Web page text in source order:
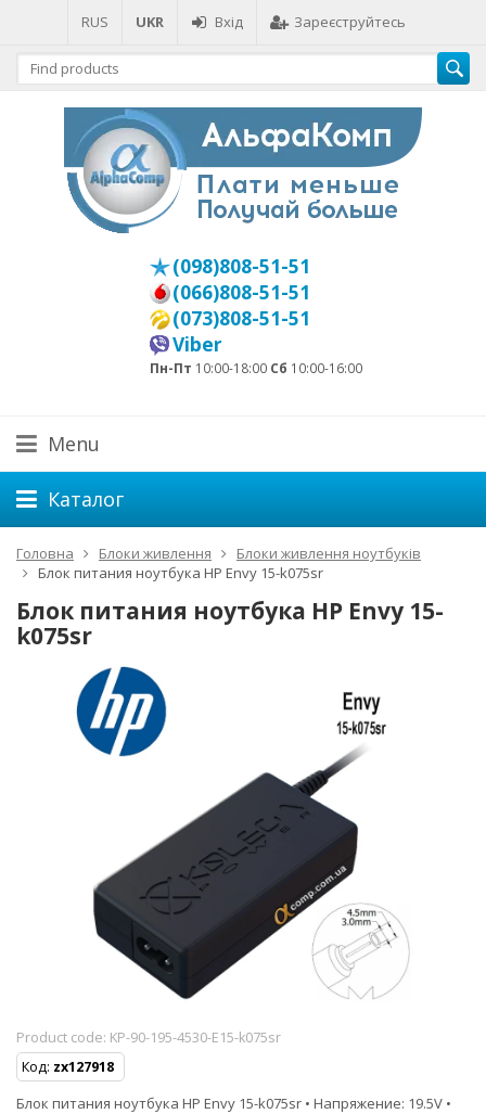
RUS UKR Вхід Зареєструйтесь
(098)808-51-51
(066)808-51-51
(073)808-51-51
Viber
Пн-Пт 10:00-18:00 Сб 10:00-16:00
Menu
Каталог
Головна Блоки живлення
Блоки живлення ноутбуків
Блок питания ноутбука HP Envy 15-k075sr
Блок питания ноутбука HP Envy 15-
k075sr
Product code: KP-90-195-4530-E15-k075sr
Код: zx127918
Блок питания ноутбука HP Envy 15-k075sr • Напряжение: 19.5V •